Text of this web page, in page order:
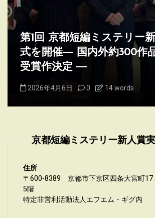
タグ:
第1回 京都短編ミステリー
作品発表
2026年4月2日 0 8 words
京都短編ミステリー新人賞
住所
〒600-8389 京都市下京区四条大宮町
5階
特定非営利活動法人エフエム・ギグ内